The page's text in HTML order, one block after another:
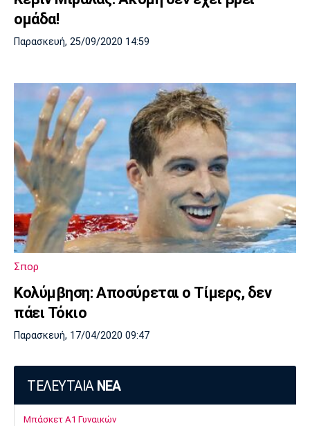
ομάδα!
Παρασκευή, 25/09/2020 14:59
Σπορ
Κολύμβηση: Αποσύρεται ο Τίμερς, δεν
πάει Τόκιο
Παρασκευή, 17/04/2020 09:47
ΤΕΛΕΥΤΑΙΑ ΝΕΑ
Μπάσκετ Α1 Γυναικών